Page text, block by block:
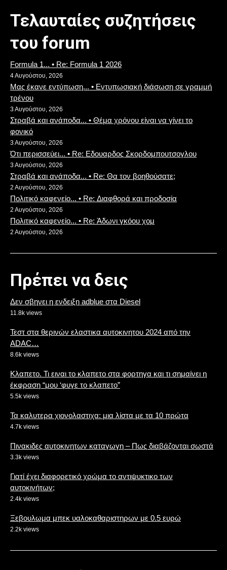
Τελαυταίες συζητήσεις
του forum
Formula 1... • Re: Formula 1 2026
4 Αυγούστου, 2026
Μας έκανε εντύπωση... • Εντυπωσιακή διάσωση σε γραμμή
τρένου
3 Αυγούστου, 2026
Στραβά και ανάποδα... • Θέμα χρόνου είναι να γίνει το
φονικό
3 Αυγούστου, 2026
Ότι περισσεύει... • Re: Eδουαρδος Σκορδομπουτσογλου
3 Αυγούστου, 2026
Στραβά και ανάποδα... • Re: Θα τον βοηθούσατε;
2 Αυγούστου, 2026
Πολιτικό καφενείο... • Re: Διαφθορά και προδοσία
2 Αυγούστου, 2026
Πολιτικό καφενείο... • Re: Άδωνι γκόου χομ
2 Αυγούστου, 2026
Πρέπει να δεις
Δεν σβηνει η ενδειξη adblue στα Diesel
11.8k views
Τεστ στα θερινών ελαστικα αυτοκινητου 2024 από την
ADAC…
8.6k views
Κλαπετο. Τι ειναι το κλαπετο στα φορτηγα και τι σημαίνει η
έκφραση “μου ‘φυγε το κλαπετο”
5.5k views
Τα καλυτερα χιονολαστιχα: μια λίστα με τα 10 πρώτα
4.7k views
Πινακιδες αυτοκινητων καταγωγη – Πως διαβάζονται σωστά
3.3k views
Γιατί έχει διαφορετικό χρώμα το αντιψυκτικο των
αυτοκινήτων;
2.4k views
Ξεβουλωμα μπεκ υαλοκαθαριστηρων με 0.5 ευρώ
2.2k views